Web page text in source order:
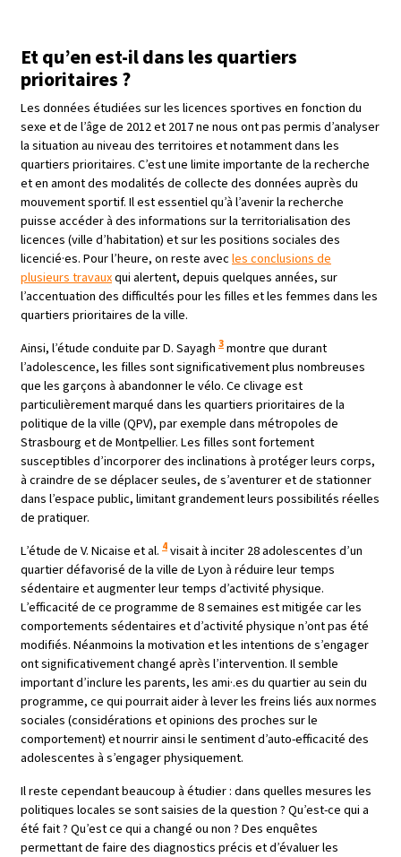
Et qu’en est-il dans les quartiers
prioritaires ?
Les données étudiées sur les licences sportives en fonction du
sexe et de l’âge de 2012 et 2017 ne nous ont pas permis d’analyser
la situation au niveau des territoires et notamment dans les
quartiers prioritaires. C’est une limite importante de la recherche
et en amont des modalités de collecte des données auprès du
mouvement sportif. Il est essentiel qu’à l’avenir la recherche
puisse accéder à des informations sur la territorialisation des
licences (ville d’habitation) et sur les positions sociales des
licencié·es. Pour l’heure, on reste avecles conclusions de
plusieurs travauxqui alertent, depuis quelques années, sur
l’accentuation des difficultés pour les filles et les femmes dans les
quartiers prioritaires de la ville.
Ainsi, l’étude conduite par D. Sayagh 3 montre que durant
l’adolescence, les filles sont significativement plus nombreuses
que les garçons à abandonner le vélo. Ce clivage est
particulièrement marqué dans les quartiers prioritaires de la
politique de la ville (QPV), par exemple dans métropoles de
Strasbourg et de Montpellier. Les filles sont fortement
susceptibles d’incorporer des inclinations à protéger leurs corps,
à craindre de se déplacer seules, de s’aventurer et de stationner
dans l’espace public, limitant grandement leurs possibilités réelles
de pratiquer.
L’étude de V. Nicaise et al. 4 visait à inciter 28 adolescentes d’un
quartier défavorisé de la ville de Lyon à réduire leur temps
sédentaire et augmenter leur temps d’activité physique.
L’efficacité de ce programme de 8 semaines est mitigée car les
comportements sédentaires et d’activité physique n’ont pas été
modifiés. Néanmoins la motivation et les intentions de s’engager
ont significativement changé après l’intervention. Il semble
important d’inclure les parents, les ami·.es du quartier au sein du
programme, ce qui pourrait aider à lever les freins liés aux normes
sociales (considérations et opinions des proches sur le
comportement) et nourrir ainsi le sentiment d’auto-efficacité des
adolescentes à s’engager physiquement.
Il reste cependant beaucoup à étudier : dans quelles mesures les
politiques locales se sont saisies de la question ? Qu’est-ce qui a
été fait ? Qu’est ce qui a changé ou non ? Des enquêtes
permettant de faire des diagnostics précis et d’évaluer les